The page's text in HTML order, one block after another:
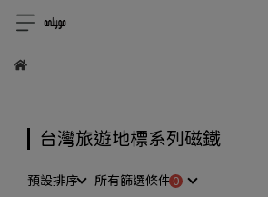
台灣旅遊地標系列磁鐵
預設排序 所有篩選條件